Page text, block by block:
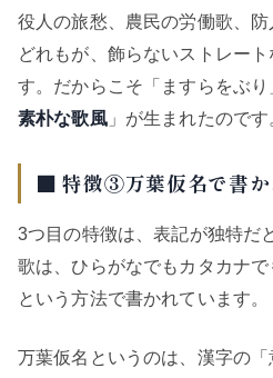
役人の旅愁、農民の労働歌、
どれもが、飾らないストレー
す。だからこそ「ますらをぶり
素朴な歌風」が生まれたのです
■ 特徴③万葉仮名で書か
3つ目の特徴は、表記が独特だ
歌は、ひらがなでもカタカナ
という方法で書かれています。
万葉仮名というのは、漢字の「